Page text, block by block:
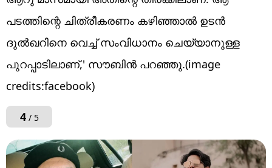
പടത്തിന്റെ ചിത്രീകരണം കഴിഞ്ഞാൽ ഉടൻ
ദുൽഖറിനെ വെച്ച് സംവിധാനം ചെയ്യാനുള്ള
പുറപ്പാടിലാണ്,' സൗബിൻ പറഞ്ഞു.(image
credits:facebook)
4/ 5